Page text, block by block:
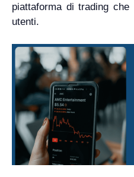
piattaforma di trading
utenti.